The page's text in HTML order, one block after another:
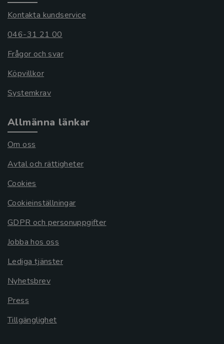
Kontakta kundservice
046-31 21 00
Frågor och svar
Köpvillkor
Systemkrav
Allmänna länkar
Om oss
Avtal och rättigheter
Cookies
Cookieinställningar
GDPR och personuppgifter
Jobba hos oss
Lediga tjänster
Nyhetsbrev
Press
Tillgänglighet